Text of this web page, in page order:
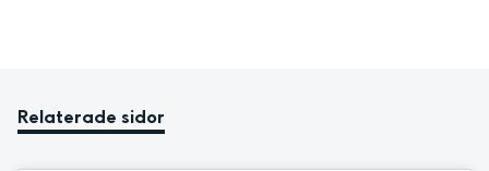
Relaterade sidor